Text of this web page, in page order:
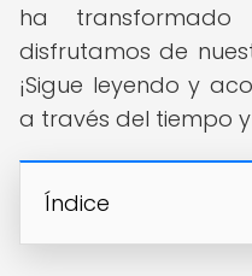
ha
disfrutamos de
¡Sigue leyendo y
a través del tiempo
Índice